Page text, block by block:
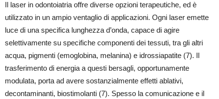
Il laser in odontoiatria offre diverse opzioni terapeutiche, ed è
utilizzato in un ampio ventaglio di applicazioni. Ogni laser emette
luce di una specifica lunghezza d’onda, capace di agire
selettivamente su specifiche componenti dei tessuti, tra gli altri
acqua, pigmenti (emoglobina, melanina) e idrossiapatite (7). Il
trasferimento di energia a questi bersagli, opportunamente
modulata, porta ad avere sostanzialmente effetti ablativi,
decontaminanti, biostimolanti (7). Spesso la comunicazione e il